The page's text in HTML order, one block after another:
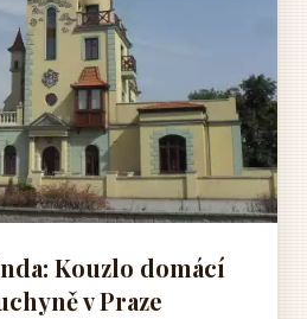
Kouzlo domácí
v Praze